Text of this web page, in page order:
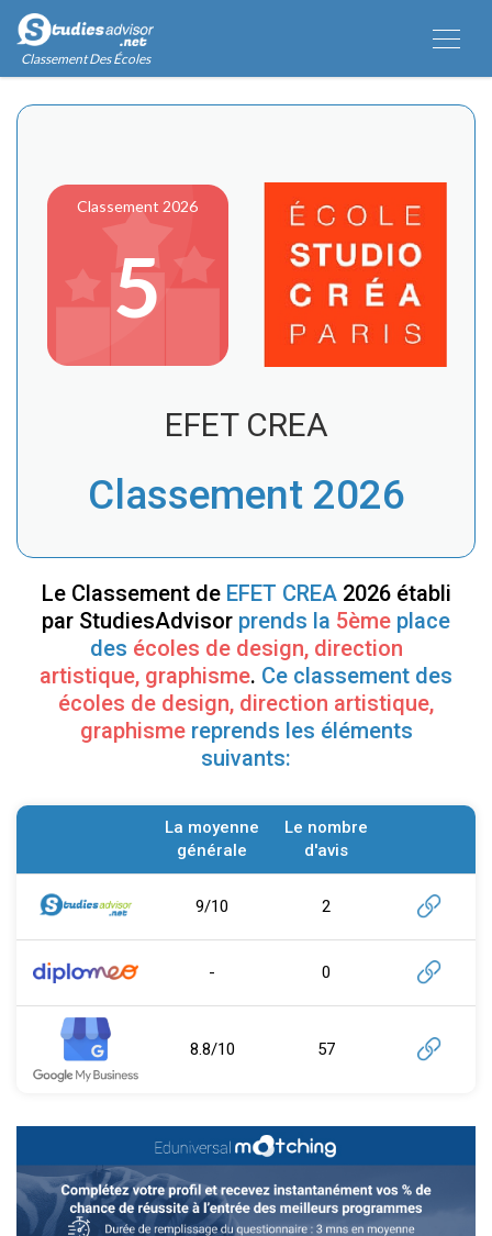
Classement Des Écoles
Classement 2026
5
EFET CREA
Classement 2026
Le Classement de EFET CREA2026 établi
par StudiesAdvisor prends la 5ème place
des écoles de design, direction
artistique, graphisme. Ce classement des
écoles de design, direction artistique,
graphisme reprends les éléments
suivants:
La moyenne
générale
Le nombre
d'avis
9/10 2
- 0
8.8/10 57